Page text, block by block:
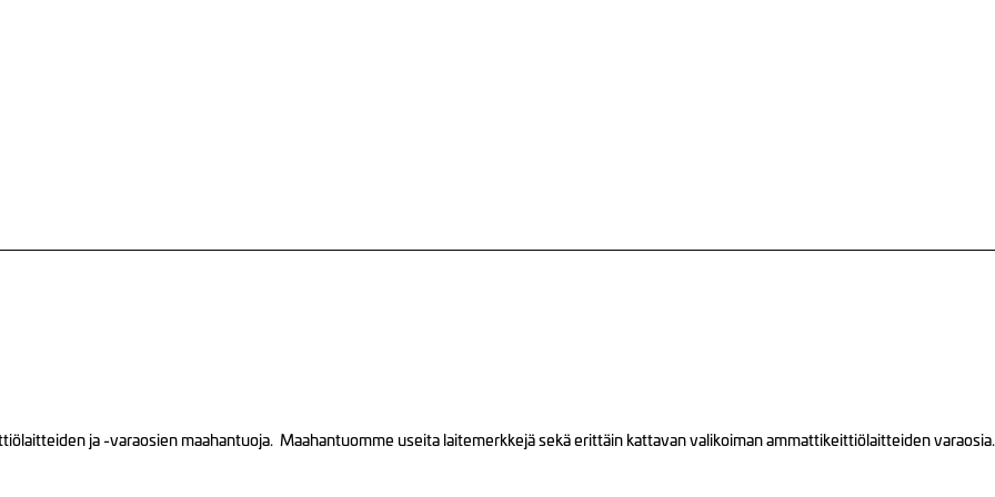
ja -varaosien maahantuoja. Maahantuomme useita laitemerkkejä sekä erittäin kattavan valikoiman ammattikeittiölaitteiden varaosia.